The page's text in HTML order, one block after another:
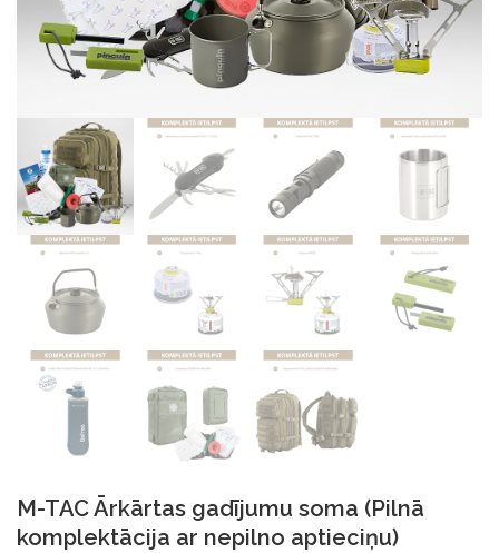
M-TAC Ārkārtas gadījumu soma (Pilnā
komplektācija ar nepilno aptieciņu)